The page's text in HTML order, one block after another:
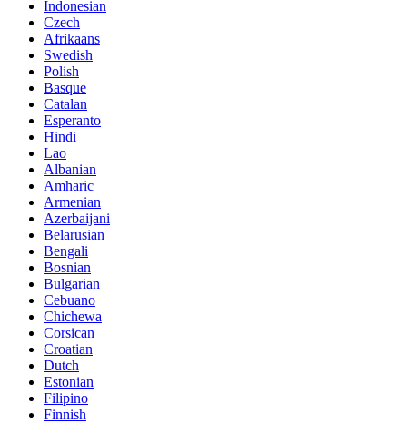
Indonesian
Czech
Afrikaans
Swedish
Polish
Basque
Catalan
Esperanto
Hindi
Lao
Albanian
Amharic
Armenian
Azerbaijani
Belarusian
Bengali
Bosnian
Bulgarian
Cebuano
Chichewa
Corsican
Croatian
Dutch
Estonian
Filipino
Finnish